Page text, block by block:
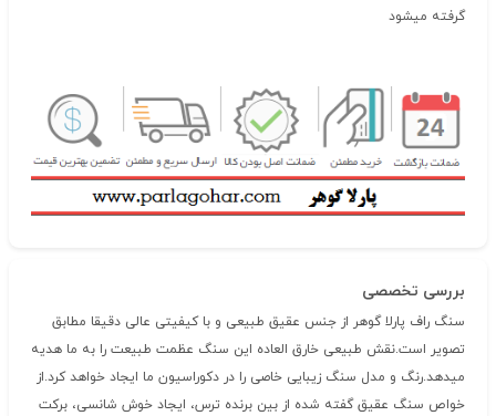
گرفته میشود
بررسی تخصصی
سنگ راف پارلا گوهر از جنس عقیق طبیعی و با کیفیتی عالی دقیقا مطابق
تصویر است.نقش طبیعی خارق العاده این سنگ عظمت طبیعت را به ما هدیه
میدهد.رنگ و مدل سنگ زیبایی خاصی را در دکوراسیون ما ایجاد خواهد کرد.از
خواص سنگ عقیق گفته شده از بین برنده ترس، ایجاد خوش شانسی، برکت